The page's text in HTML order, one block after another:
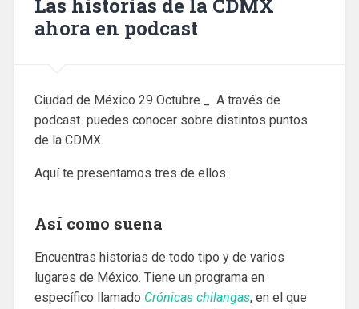
Las historias de la CDMX
ahora en podcast
Ciudad de México 29 Octubre._ A través de
podcast puedes conocer sobre distintos puntos
de la CDMX.
Aquí te presentamos tres de ellos.
Así como suena
Encuentras historias de todo tipo y de varios
lugares de México. Tiene un programa en
específico llamado Crónicas chilangas, en el que